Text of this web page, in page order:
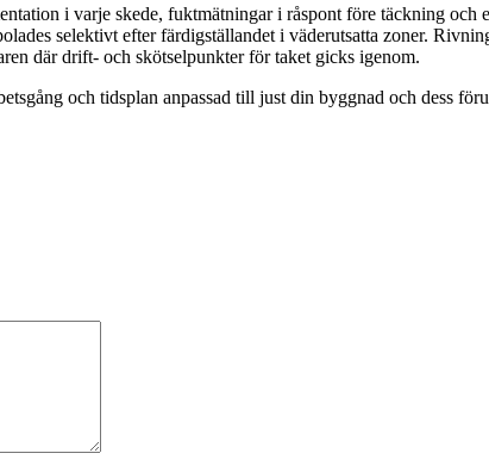
i varje skede, fuktmätningar i råspont före täckning
selektivt efter färdigställandet i väderutsatta zoner.
där drift- och skötselpunkter för taket gicks igenom.
och tidsplan anpassad till just din byggnad och dess